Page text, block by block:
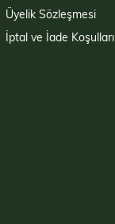
Üyelik Sözleşmesi
İptal ve İade Koşulları